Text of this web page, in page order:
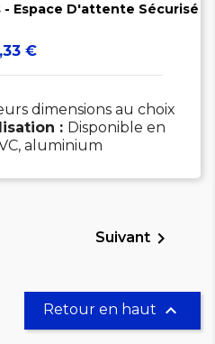
Espace D'attente Sécurisé
€
dimensions au choix
: Disponible en
aluminium
Suivant 
Retour en haut 